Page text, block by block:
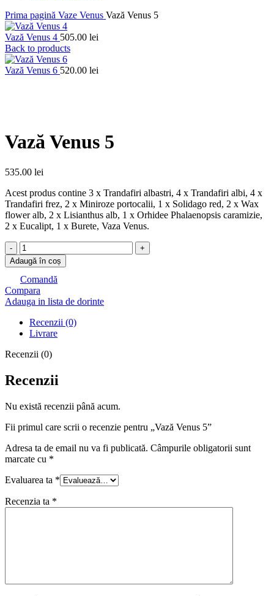
Prima pagină Vaze Venus Vază Venus 5
Vază Venus 4 505.00 lei
Back to products
Vază Venus 6 520.00 lei
Vază Venus 5
535.00 lei
Acest produs contine 3 x Trandafiri albastri, 4 x Trandafiri albi, 4 x
Trandafiri frez, 2 x Miniroze portocalii, 1 x Solidago red, 2 x Wax
flower alb, 2 x Lisianthus alb, 1 x Orhidee Phalaenopsis caramizie,
2 x Eucalipt, 1 x Burete, Vaza Venus.
Cantitate
Vază
Venus
5
Adaugă în coș
Comandă
Compara
Adauga in lista de dorinte
Recenzii (0)
Livrare
Recenzii (0)
Recenzii
Nu există recenzii până acum.
Fii primul care scrii o recenzie pentru „Vază Venus 5”
Adresa ta de email nu va fi publicată. Câmpurile obligatorii sunt
marcate cu *
Evaluarea ta *
Recenzia ta *